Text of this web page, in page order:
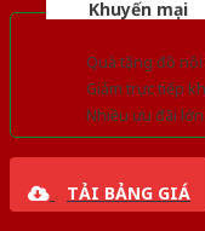
Khuyến mại
Quà tặng đồ
Giảm trực tiếp
Nhiều ưu đãi
TẢI BẢNG GIÁ